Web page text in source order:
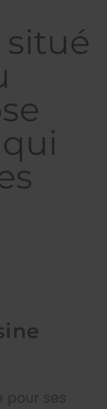
situé
pour ses